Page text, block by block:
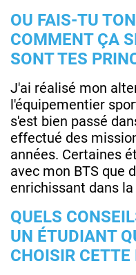
OU FAIS-TU
COMMENT ÇA
SONT TES
J'ai réalisé mon
l'équipementier
s'est bien passé
effectué des
années. Certaines
avec mon BTS que
enrichissant dans
QUELS
UN ÉTUDIANT
CHOISIR